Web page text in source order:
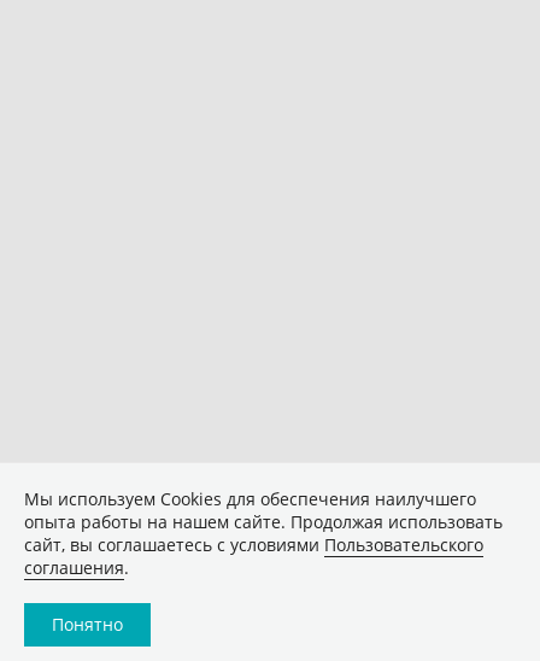
Мы используем Сookies для обеспечения наилучшего
опыта работы на нашем сайте. Продолжая использовать
сайт, вы соглашаетесь с условиями Пользовательского
соглашения.
Понятно